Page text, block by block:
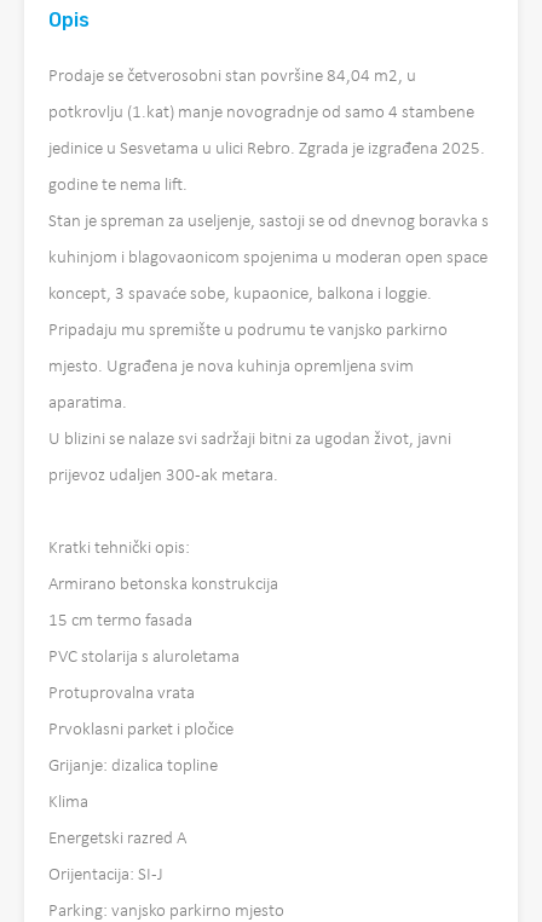
Opis
Prodaje se četverosobni stan površine 84,04 m2, u
potkrovlju (1.kat) manje novogradnje od samo 4 stambene
jedinice u Sesvetama u ulici Rebro. Zgrada je izgrađena 2025.
godine te nema lift.
Stan je spreman za useljenje, sastoji se od dnevnog boravka s
kuhinjom i blagovaonicom spojenima u moderan open space
koncept, 3 spavaće sobe, kupaonice, balkona i loggie.
Pripadaju mu spremište u podrumu te vanjsko parkirno
mjesto. Ugrađena je nova kuhinja opremljena svim
aparatima.
U blizini se nalaze svi sadržaji bitni za ugodan život, javni
prijevoz udaljen 300-ak metara.
Kratki tehnički opis:
Armirano betonska konstrukcija
15 cm termo fasada
PVC stolarija s aluroletama
Protuprovalna vrata
Prvoklasni parket i pločice
Grijanje: dizalica topline
Klima
Energetski razred A
Orijentacija: SI-J
Parking: vanjsko parkirno mjesto